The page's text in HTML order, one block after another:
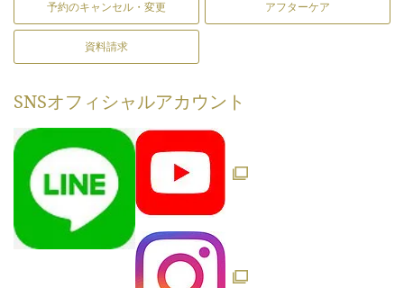
予約のキャンセル・変更 アフターケア
資料請求
SNSオフィシャルアカウント